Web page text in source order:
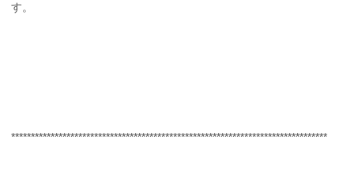
す。
********************************************************************************